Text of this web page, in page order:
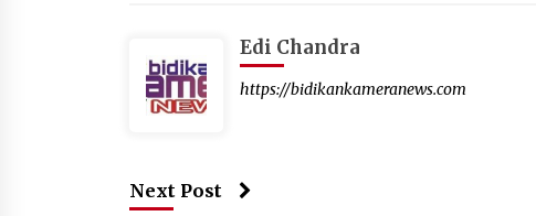
Edi Chandra
https://bidikankameranews.com
Next Post